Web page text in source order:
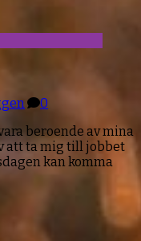
0
beroende av mina
att ta mig till jobbet
kan komma